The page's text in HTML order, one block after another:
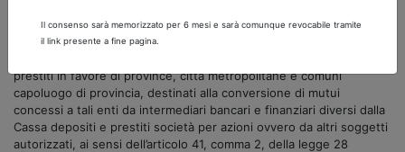
della Cassa depositi e prestiti società per azioni, ai sensi dell’art. 5,
comma 7, lettera a), primo periodo, del D.L. 30 settembre 2003, n.
prestiti in favore di province, città metropolitane e comuni
capoluogo di provincia, destinati alla conversione di mutui
concessi a tali enti da intermediari bancari e finanziari diversi dalla
Cassa depositi e prestiti società per azioni ovvero da altri soggetti
autorizzati, ai sensi dell’articolo 41, comma 2, della legge 28
Il consenso sarà memorizzato per 6 mesi e sarà comunque revocabile tramite
il link presente a fine pagina.